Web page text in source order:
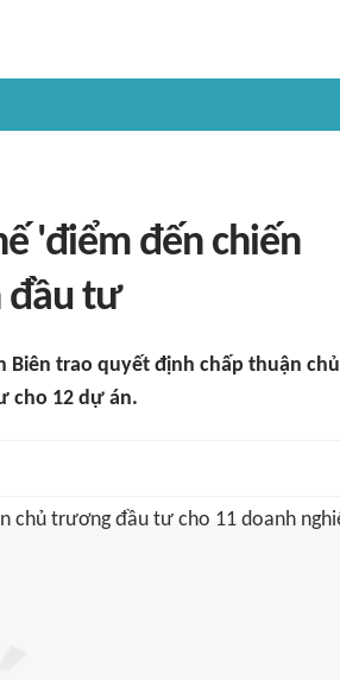
'điểm đến chiến
đầu tư
Biên trao quyết định chấp thuận chủ
cho 12 dự án.